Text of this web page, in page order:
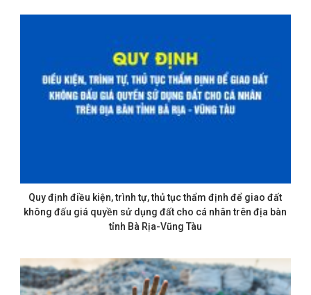
Quy định điều kiện, trình tự, thủ tục thẩm định để giao đất
không đấu giá quyền sử dụng đất cho cá nhân trên địa bàn
tỉnh Bà Rịa-Vũng Tàu